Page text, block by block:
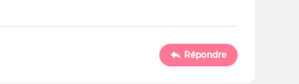
Répondre